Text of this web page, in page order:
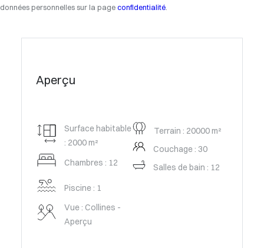
données personnelles sur la page confidentialité.
Aperçu
Surface habitable
: 2000 m²
Chambres : 12
Piscine : 1
Vue : Collines -
Aperçu
Terrain : 20000 m²
Couchage : 30
Salles de bain : 12